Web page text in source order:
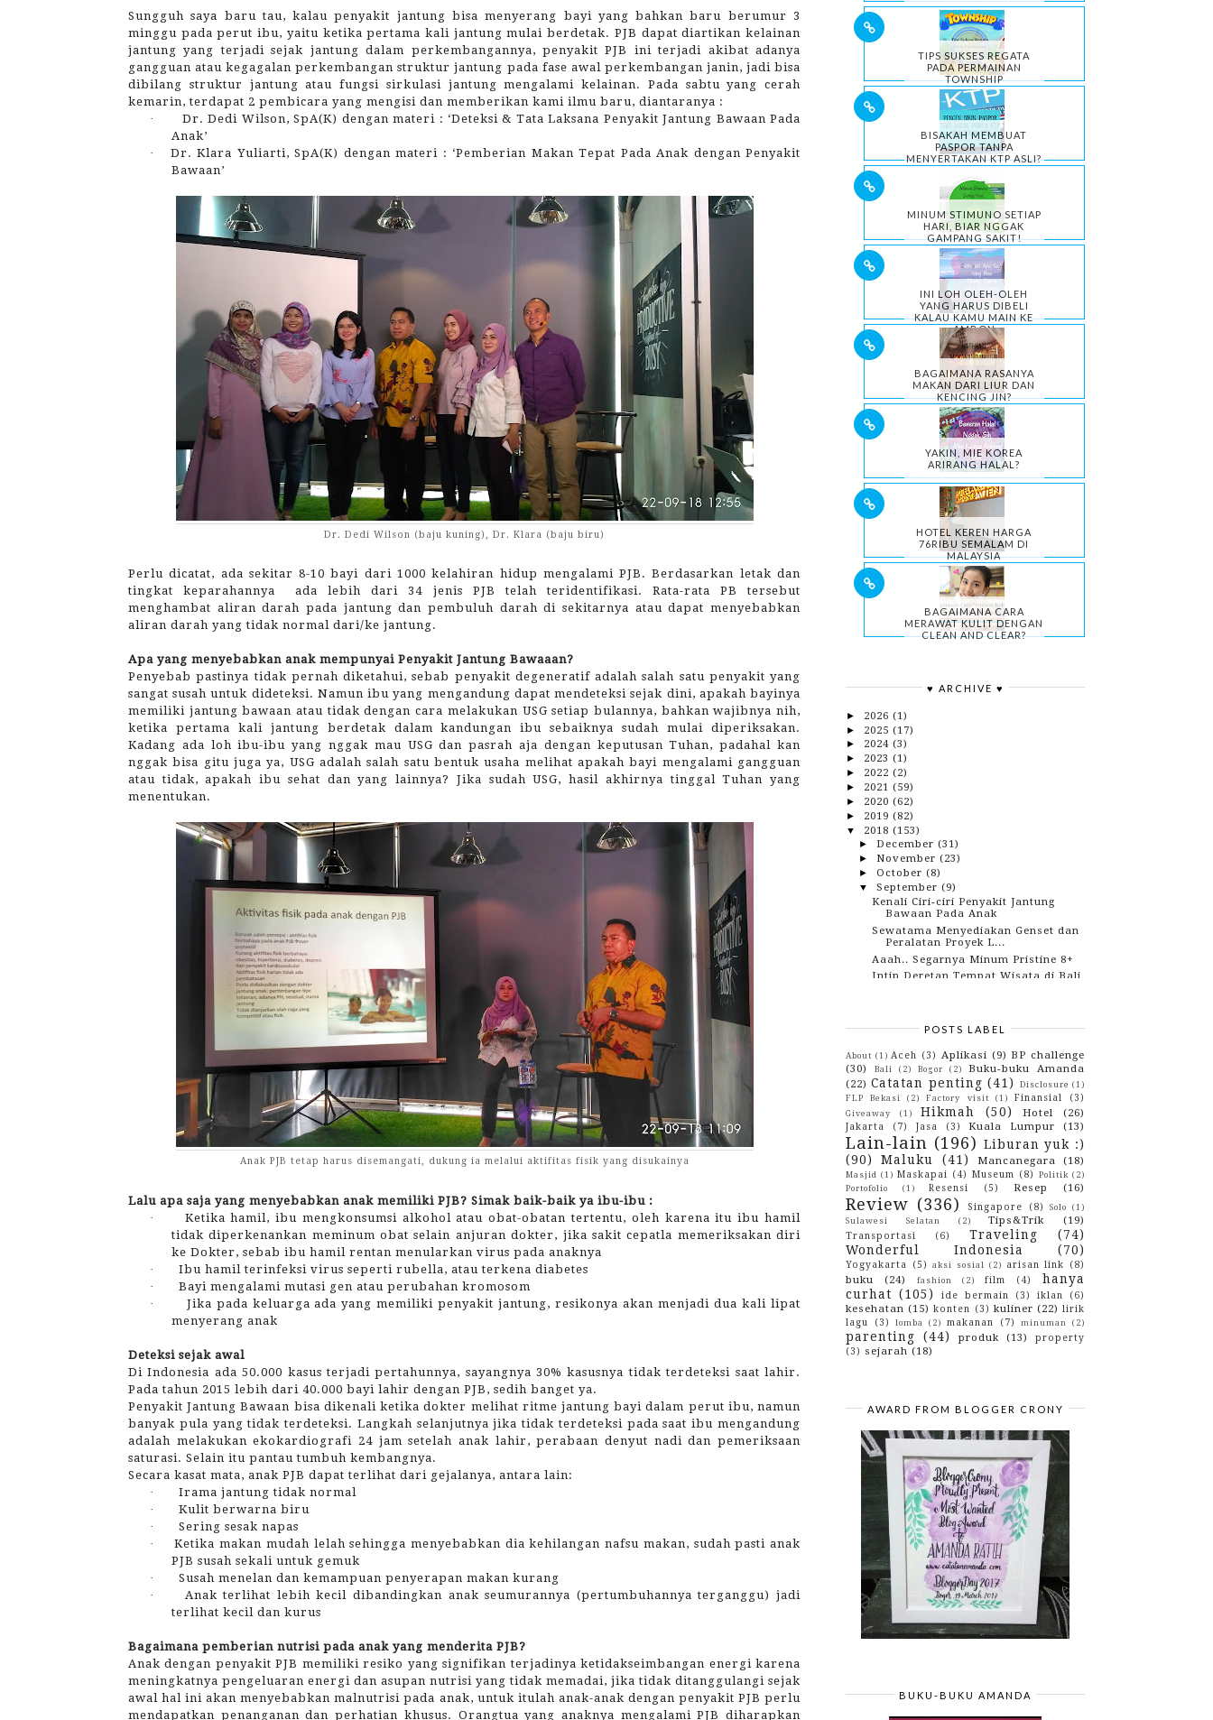
Sungguh saya baru tau, kalau penyakit jantung bisa menyerang bayi yang bahkan baru berumur 3
minggu pada perut ibu, yaitu ketika pertama kali jantung mulai berdetak. PJB dapat diartikan kelainan
jantung yang terjadi sejak jantung dalam perkembangannya, penyakit PJB ini terjadi akibat adanya
gangguan atau kegagalan perkembangan struktur jantung pada fase awal perkembangan janin, jadi bisa
dibilang struktur jantung atau fungsi sirkulasi jantung mengalami kelainan. Pada sabtu yang cerah
kemarin, terdapat 2 pembicara yang mengisi dan memberikan kami ilmu baru, diantaranya :
·
Dr. Dedi Wilson, SpA(K) dengan materi : ‘Deteksi & Tata Laksana Penyakit Jantung Bawaan Pada
Anak’
·
Dr. Klara Yuliarti, SpA(K) dengan materi : ‘Pemberian Makan Tepat Pada Anak dengan Penyakit
Bawaan’
Dr. Dedi Wilson (baju kuning), Dr. Klara (baju biru)
Perlu dicatat, ada sekitar 8-10 bayi dari 1000 kelahiran hidup mengalami PJB. Berdasarkan letak dan
tingkat keparahannya
ada lebih dari 34 jenis PJB telah teridentifikasi. Rata-rata PB tersebut
menghambat aliran darah pada jantung dan pembuluh darah di sekitarnya atau dapat menyebabkan
aliran darah yang tidak normal dari/ke jantung.
Apa yang menyebabkan anak mempunyai Penyakit Jantung Bawaaan?
Penyebab pastinya tidak pernah diketahui, sebab penyakit degeneratif adalah salah satu penyakit yang
sangat susah untuk dideteksi. Namun ibu yang mengandung dapat mendeteksi sejak dini, apakah bayinya
memiliki jantung bawaan atau tidak dengan cara melakukan USG setiap bulannya, bahkan wajibnya nih,
ketika pertama kali jantung berdetak dalam kandungan ibu sebaiknya sudah mulai diperiksakan.
Kadang ada loh ibu-ibu yang nggak mau USG dan pasrah aja dengan keputusan Tuhan, padahal kan
nggak bisa gitu juga ya, USG adalah salah satu bentuk usaha melihat apakah bayi mengalami gangguan
atau tidak, apakah ibu sehat dan yang lainnya? Jika sudah USG, hasil akhirnya tinggal Tuhan yang
menentukan.
Anak PJB tetap harus disemangati, dukung ia melalui aktifitas fisik yang disukainya
Lalu apa saja yang menyebabkan anak memiliki PJB? Simak baik-baik ya ibu-ibu :
·
Ketika hamil, ibu mengkonsumsi alkohol atau obat-obatan tertentu, oleh karena itu ibu hamil
tidak diperkenankan meminum obat selain anjuran dokter, jika sakit cepatla memeriksakan diri
ke Dokter, sebab ibu hamil rentan menularkan virus pada anaknya
·
Ibu hamil terinfeksi virus seperti rubella, atau terkena diabetes
·
Bayi mengalami mutasi gen atau perubahan kromosom
·
Jika pada keluarga ada yang memiliki penyakit jantung, resikonya akan menjadi dua kali lipat
menyerang anak
Deteksi sejak awal
Di Indonesia ada 50.000 kasus terjadi pertahunnya, sayangnya 30% kasusnya tidak terdeteksi saat lahir.
Pada tahun 2015 lebih dari 40.000 bayi lahir dengan PJB, sedih banget ya.
Penyakit Jantung Bawaan bisa dikenali ketika dokter melihat ritme jantung bayi dalam perut ibu, namun
banyak pula yang tidak terdeteksi. Langkah selanjutnya jika tidak terdeteksi pada saat ibu mengandung
adalah melakukan ekokardiografi 24 jam setelah anak lahir, perabaan denyut nadi dan pemeriksaan
saturasi. Selain itu pantau tumbuh kembangnya.
Secara kasat mata, anak PJB dapat terlihat dari gejalanya, antara lain:
·
Irama jantung tidak normal
·
Kulit berwarna biru
·
Sering sesak napas
·
Ketika makan mudah lelah sehingga menyebabkan dia kehilangan nafsu makan, sudah pasti anak
PJB susah sekali untuk gemuk
·
Susah menelan dan kemampuan penyerapan makan kurang
·
Anak terlihat lebih kecil dibandingkan anak seumurannya (pertumbuhannya terganggu) jadi
terlihat kecil dan kurus
Bagaimana pemberian nutrisi pada anak yang menderita PJB?
Anak dengan penyakit PJB memiliki resiko yang signifikan terjadinya ketidakseimbangan energi karena
meningkatnya pengeluaran energi dan asupan nutrisi yang tidak memadai, jika tidak ditanggulangi sejak
awal hal ini akan menyebabkan malnutrisi pada anak, untuk itulah anak-anak dengan penyakit PJB perlu
mendapatkan penanganan dan perhatian khusus. Orangtua yang anaknya mengalami PJB diharapkan
TIPS SUKSES REGATA
PADA PERMAINAN
TOWNSHIP
BISAKAH MEMBUAT
PASPOR TANPA
MENYERTAKAN KTP ASLI?
MINUM STIMUNO SETIAP
HARI, BIAR NGGAK
GAMPANG SAKIT!
INI LOH OLEH-OLEH
YANG HARUS DIBELI
KALAU KAMU MAIN KE
AMBON
BAGAIMANA RASANYA
MAKAN DARI LIUR DAN
KENCING JIN?
YAKIN, MIE KOREA
ARIRANG HALAL?
HOTEL KEREN HARGA
76RIBU SEMALAM DI
MALAYSIA
BAGAIMANA CARA
MERAWAT KULIT DENGAN
CLEAN AND CLEAR?
♥ ARCHIVE ♥
► 2026 (1)
► 2025 (17)
► 2024 (3)
► 2023 (1)
► 2022 (2)
► 2021 (59)
► 2020 (62)
► 2019 (82)
▼ 2018 (153)
► December (31)
► November (23)
► October (8)
▼ September (9)
Kenali Ciri-ciri Penyakit Jantung
Bawaan Pada Anak
Sewatama Menyediakan Genset dan
Peralatan Proyek L...
Aaah.. Segarnya Minum Pristine 8+
Intip Deretan Tempat Wisata di Bali
Dimengerti Laki-laki
Sariawan dan Panas Dalam Reda
Berkat Larutan Cap K...
Air Terjun Tersembunyi Beji Guwang
Bali
Jenis Pakaian Dalam Wanita Yang
Nyaman Digunakan
► August (15)
►July(8)
► June(5)
►May(12)
►April(12)
► March (10)
►February(10)
►January (10)
►2017(114)
►2016(142)
►2015(10)
►2014 (4)
► 2013(3)
►2012 (29)
►2010(42)
► 2009(43)
POSTS LABEL
About (1) Aceh (3) Aplikasi (9) BP challenge
(30)
Bali (2) Bogor (2)
Buku-buku Amanda
(22) Catatan penting (41) Disclosure (1)
FLP Bekasi
(2) Factory visit (1) Finansial (3)
Giveaway (1) Hikmah (50) Hotel (26)
Jakarta (7) Jasa (3) Kuala Lumpur (13)
Lain-lain (196) Liburan yuk :)
(90)
Maluku (41) Mancanegara (18)
Masjid (1) Maskapai (4) Museum (8) Politik (2)
Portofolio
(1) Resensi (5) Resep (16)
Review (336) Singapore (8) Solo
(1)
Sulawesi Selatan
(2) Tips&Trik (19)
Transportasi (6) Traveling
(74)
Wonderful Indonesia
(70)
Yogyakarta (5) aksi sosial (2) arisan link (8)
buku (24) fashion (2) film (4)
hanya
curhat (105) ide bermain (3) iklan (6)
kesehatan (15) konten (3) kuliner (22) lirik
lagu
(3) lomba (2) makanan (7) minuman (2)
parenting (44) produk (13)
property
(3) sejarah (18)
AWARD FROM BLOGGER CRONY
BUKU-BUKU AMANDA